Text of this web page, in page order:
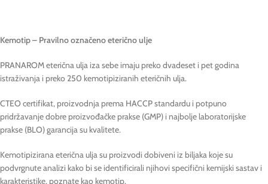
Kemotip – Pravilno označeno eterično ulje
PRANAROM eterična ulja iza sebe imaju preko dvadeset i pet godina
istraživanja i preko 250 kemotipiziranih eteričnih ulja.
CTEO certifikat, proizvodnja prema HACCP standardu i potpuno
pridržavanje dobre proizvođačke prakse (GMP) i najbolje laboratorijske
prakse (BLO) garancija su kvalitete.
Kemotipizirana eterična ulja su proizvodi dobiveni iz biljaka koje su
podvrgnute analizi kako bi se identificirali njihovi specifični kemijski sastav i
karakteristike, poznate kao kemotip.